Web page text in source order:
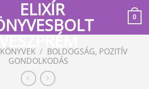
0
KÖNYVEK / BOLDOGSÁG, POZITÍV
GONDOLKODÁS